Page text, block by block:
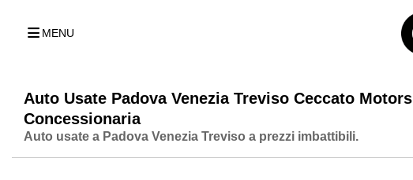
MENU
Auto Usate Padova Venezia Treviso Ceccato Motors
Concessionaria
Auto usate a Padova Venezia Treviso a prezzi imbattibili.